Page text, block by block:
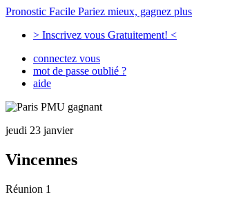
Pronostic Facile Pariez mieux, gagnez plus
> Inscrivez vous Gratuitement! <
connectez vous
mot de passe oublié ?
aide
jeudi 23 janvier
Vincennes
Réunion 1